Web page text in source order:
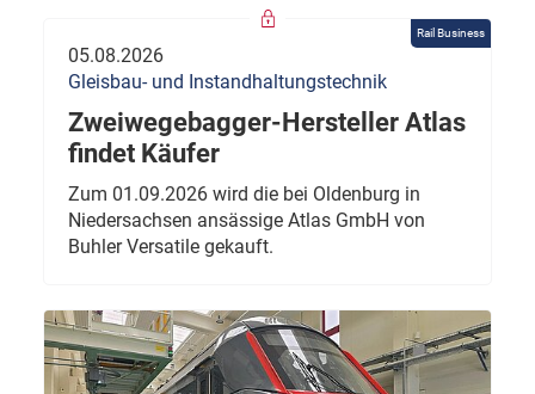
Rail Business
05.08.2026
Gleisbau- und Instandhaltungstechnik
Zweiwegebagger-Hersteller Atlas
findet Käufer
Zum 01.09.2026 wird die bei Oldenburg in
Niedersachsen ansässige Atlas GmbH von
Buhler Versatile gekauft.